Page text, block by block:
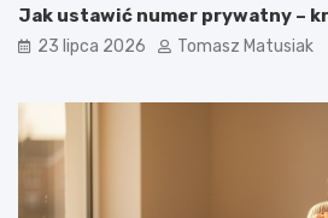
Jak ustawić numer prywatny –
23 lipca 2026 Tomasz Matusiak